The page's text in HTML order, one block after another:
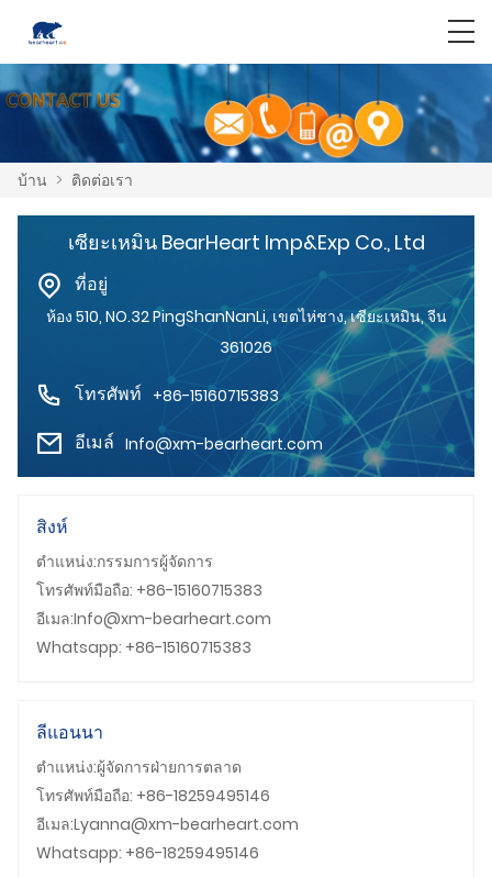
บ้าน > ติดต่อเรา
เซียะเหมิน BearHeart Imp&Exp Co., Ltd
ที่อยู่
ห้อง 510, NO.32 PingShanNanLi, เขตไห่ชาง, เซียะเหมิน, จีน
361026
โทรศัพท์ +86-15160715383
อีเมล์ Info@xm-bearheart.com
สิงห์
ตำแหน่ง:กรรมการผู้จัดการ
โทรศัพท์มือถือ: +86-15160715383
อีเมล:Info@xm-bearheart.com
Whatsapp: +86-15160715383
ลีแอนนา
ตำแหน่ง:ผู้จัดการฝ่ายการตลาด
โทรศัพท์มือถือ: +86-18259495146
อีเมล:Lyanna@xm-bearheart.com
Whatsapp: +86-18259495146